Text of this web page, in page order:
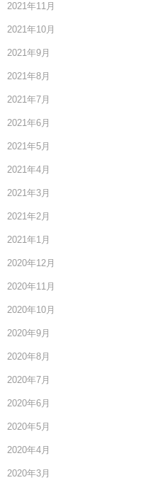
2021年11月
2021年10月
2021年9月
2021年8月
2021年7月
2021年6月
2021年5月
2021年4月
2021年3月
2021年2月
2021年1月
2020年12月
2020年11月
2020年10月
2020年9月
2020年8月
2020年7月
2020年6月
2020年5月
2020年4月
2020年3月